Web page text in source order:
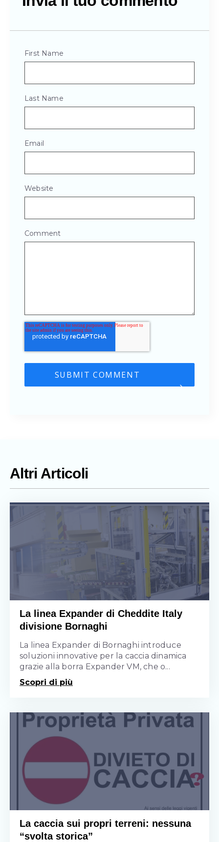
First Name
Last Name
Email
Website
Comment
Altri Articoli
La linea Expander di Cheddite Italy
divisione Bornaghi
La linea Expander di Bornaghi introduce
soluzioni innovative per la caccia dinamica
grazie alla borra Expander VM, che o...
Scopri di più
La caccia sui propri terreni: nessuna
“svolta storica”